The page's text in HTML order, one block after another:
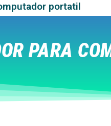
portatil
PARA